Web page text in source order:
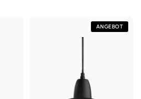
ANGEBOT